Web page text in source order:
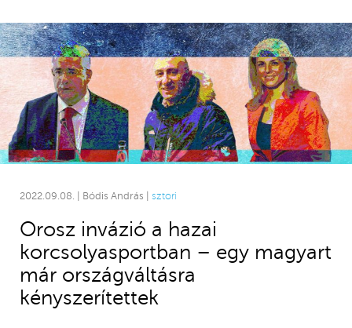
2022.09.08. | Bódis András | sztori
Orosz invázió a hazai
korcsolyasportban – egy magyart
már országváltásra
kényszerítettek